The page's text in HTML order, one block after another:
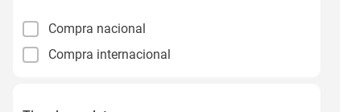
Compra nacional
Compra internacional